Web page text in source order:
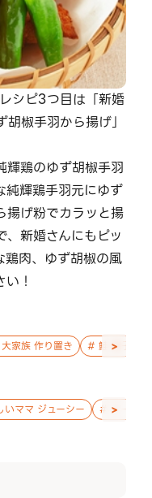
シピ3つ目は「新婚
椒手羽から揚げ」
輝鶏のゆず胡椒手羽
純輝鶏手羽元にゆず
揚げ粉でカラッと揚
、新婚さんにもピッ
鶏肉、ゆず胡椒の風
！
家族 作り置き # 鮭 親子 作
>
いママ ジューシー # チーズ
>